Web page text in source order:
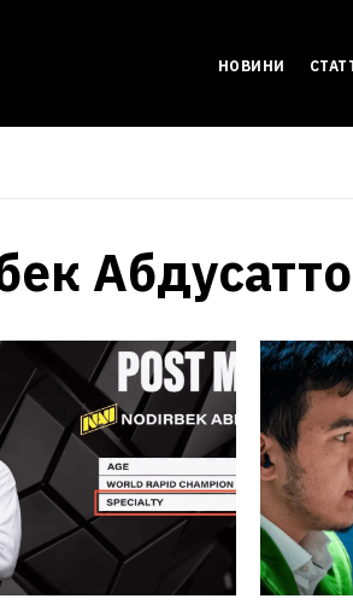
НОВИНИ